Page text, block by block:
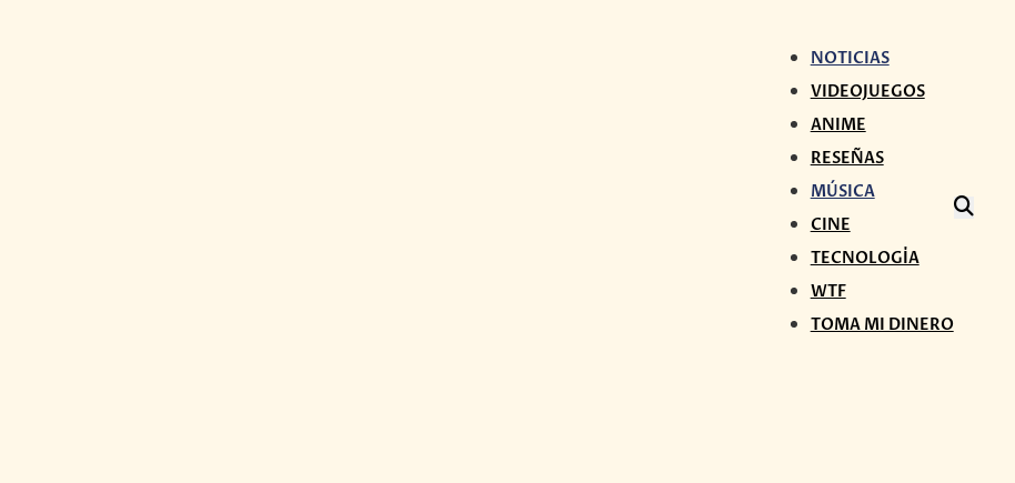
NOTICIAS
VIDEOJUEGOS
ANIME
RESEÑAS
MÚSICA
CINE
TECNOLOGÍA
WTF
TOMA MI DINERO